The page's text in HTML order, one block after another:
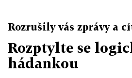
Rozrušily vás zprávy a
Rozptylte se
hádankou